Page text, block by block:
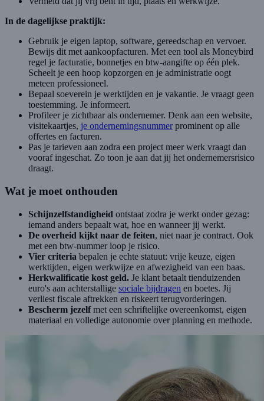
In de dagelijkse praktijk:
Gebruik je eigen laptop, software, gereedschap en vervoer.
Bewijs dit met aankoopfacturen. Met een tool als Moneybird
regel je facturatie, bonnetjes en btw-aangifte op één plek.
Scheelt je een hoop kopzorgen en je administratie oogt
meteen professioneel.
Bepaal soeverein je werktijden en je vakantie. Je vraagt geen
toestemming. Je informeert.
Profileer je zichtbaar als ondernemer. Denk aan een website,
visitekaartjes, je ondernemingsnummerprominent op alle
offertes en facturen.
Pas je tarieven aan zodra een project meer werk vraagt dan
vooraf ingeschat. Zo toon je aan dat jij het ondernemersrisico
draagt.
Wat je moet onthouden
Schijnzelfstandigheid ontstaat zodra je werkt onder gezag:
iemand anders bepaalt wat, hoe en wanneer jij werkt.
De overheid kijkt naar de feiten, niet naar je contract. Ook
met een btw-nummer loop je risico.
Vier criteria bepalen je echte statuut: vrije keuze, eigen
werktijden, eigen werkwijze en afwezigheid van een baas.
Herkwalificatie kost geld. Je klant betaalt tienduizenden
euro's aan achterstallige sociale bijdragen en boetes. Jij
verliest fiscale aftrekken en riskeert terugvorderingen.
Bescherm jezelfmet een schriftelijke overeenkomst, eigen
materiaal en volledige autonomie over planning en methode.